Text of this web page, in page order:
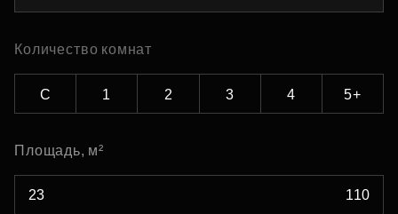
Количество комнат
С 1 2 3 4 5+
Площадь, м²